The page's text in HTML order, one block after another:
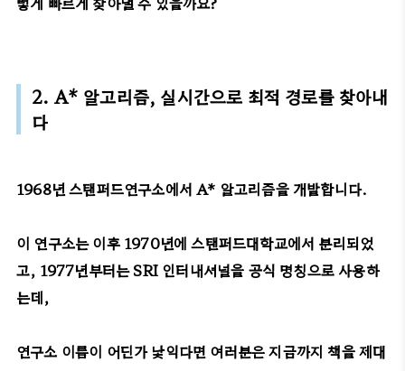
2. A* 알고리즘, 실시간으로 최적 경로를 찾아내
다
1968년 스탠퍼드연구소에서 A* 알고리즘을 개발합니다.
이 연구소는 이후 1970년에 스탠퍼드대학교에서 분리되었
고, 1977년부터는 SRI 인터내셔널을 공식 명칭으로 사용하
는데,
연구소 이름이 어딘가 낯익다면 여러분은 지금까지 책을 제대